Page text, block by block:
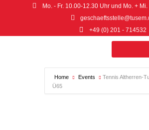
Mo. - Fr. 10.00-12.30 Uhr und Mo. +
+49 (0) 201 - 714532
Home Events
Tennis Altherren-
Ü65